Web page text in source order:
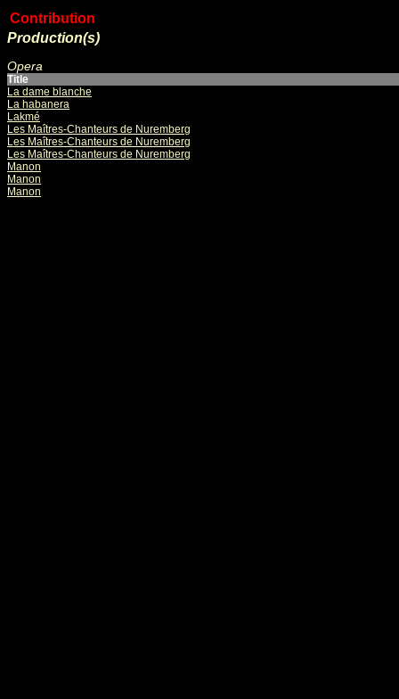
Contribution
Production(s)
Opera
Title
La dame blanche
La habanera
Lakmé
Les Maîtres-Chanteurs de Nuremberg
Les Maîtres-Chanteurs de Nuremberg
Les Maîtres-Chanteurs de Nuremberg
Manon
Manon
Manon